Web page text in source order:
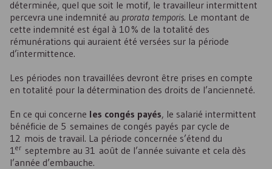
déterminée, quel que soit le motif, le travailleur intermittent
percevra une indemnité au prorata temporis. Le montant de
cette indemnité est égal à 10 % de la totalité des
rémunérations qui auraient été versées sur la période
d’intermittence.
Les périodes non travaillées devront être prises en compte
en totalité pour la détermination des droits de l’ancienneté.
En ce qui concerne les congés payés, le salarié intermittent
bénéficie de 5 semaines de congés payés par cycle de
12 mois de travail. La période concernée s’étend du
1er septembre au 31 août de l’année suivante et cela dès
l’année d’embauche.